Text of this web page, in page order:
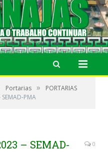
Portarias »
PORTARIAS
PMA
– SEMAD-
0